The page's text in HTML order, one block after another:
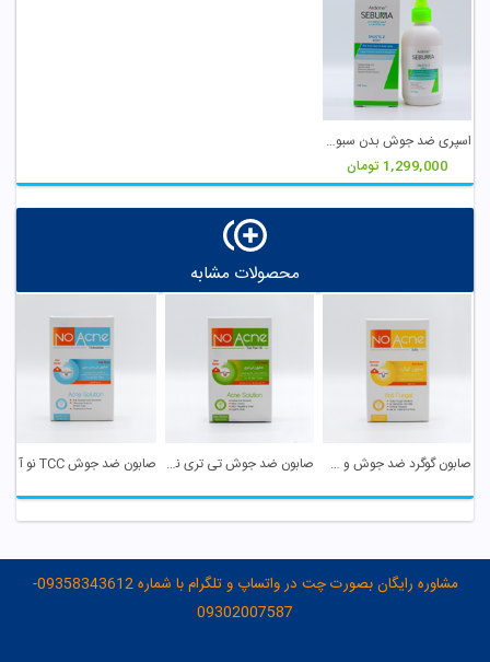
اسپری ضد جوش بدن سبوما آردن
1,299,000 تومان
محصولات مشابه
صابون گوگرد ضد جوش و ضد قارچ نو آکنه صابون ضد جوش تی تری نو آکنه
مشاوره رایگان بصورت چت در واتساپ و تلگرام با شماره 09358343612-
09302007587